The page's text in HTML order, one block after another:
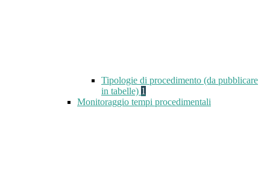
Tipologie di procedimento (da pubblicare
in tabelle) 1
Monitoraggio tempi procedimentali